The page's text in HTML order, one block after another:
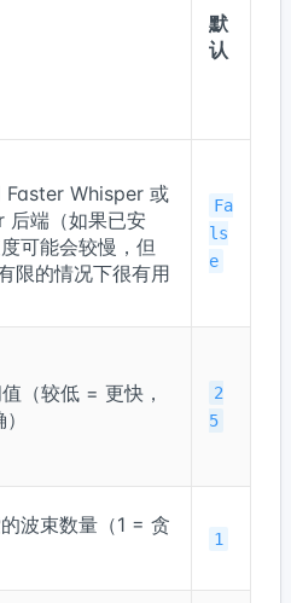
默
认
Faster Whisper 或
后端（如果已安
可能会较慢，但
限的情况下很有用
Fa
ls
e
（较低 = 更快，
2
5
波束数量（1 = 贪
1